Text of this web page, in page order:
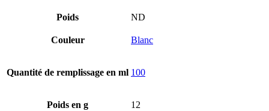
Poids ND
Couleur Blanc
Quantité de remplissage en ml 100
Poids en g 12